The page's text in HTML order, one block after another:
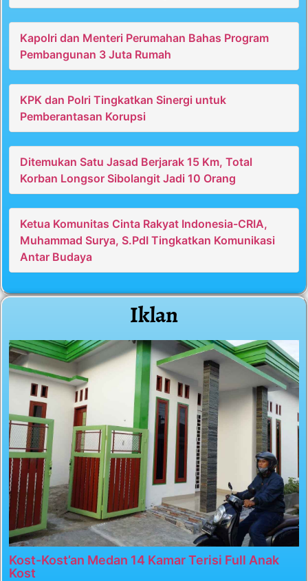
Kapolri dan Menteri Perumahan Bahas Program
Pembangunan 3 Juta Rumah
KPK dan Polri Tingkatkan Sinergi untuk
Pemberantasan Korupsi
Ditemukan Satu Jasad Berjarak 15 Km, Total
Korban Longsor Sibolangit Jadi 10 Orang
Ketua Komunitas Cinta Rakyat Indonesia-CRIA,
Muhammad Surya, S.PdI Tingkatkan Komunikasi
Antar Budaya
Iklan
Kost-Kost’an Medan 14 Kamar Terisi Full Anak
Kost